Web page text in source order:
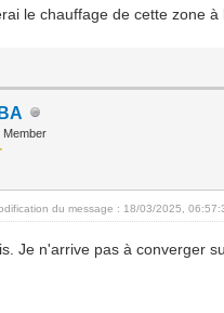
le chauffage de cette zone à
Member
du message : 18/03/2025,
Je n'arrive pas à converger